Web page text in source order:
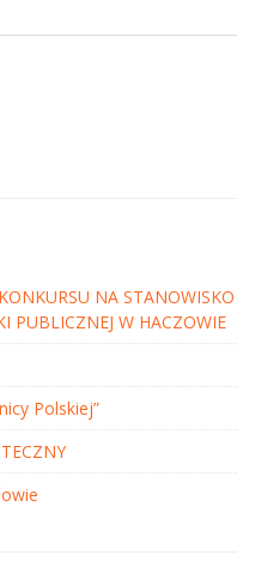
NA STANOWISKO
PUBLICZNEJ W HACZOWIE
Polskiej”